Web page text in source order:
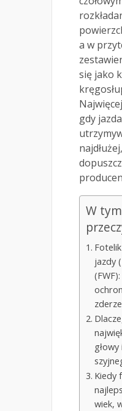
a w
się jako
gdy
W
jazdy
Kiedy
wiek,